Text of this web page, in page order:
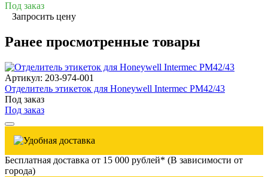
Под заказ
Запросить цену
Ранее просмотренные товары
Артикул: 203-974-001
Отделитель этикеток для Honeywell Intermec PM42/43
Под заказ
Под заказ
Бесплатная доставка от 15 000 рублей* (В зависимости от
города)